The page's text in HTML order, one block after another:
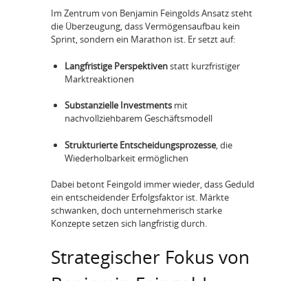
Im Zentrum von Benjamin Feingolds Ansatz steht
die Überzeugung, dass Vermögensaufbau kein
Sprint, sondern ein Marathon ist. Er setzt auf:
Langfristige Perspektivenstatt kurzfristiger
Marktreaktionen
Substanzielle Investmentsmit
nachvollziehbarem Geschäftsmodell
Strukturierte Entscheidungsprozesse, die
Wiederholbarkeit ermöglichen
Dabei betont Feingold immer wieder, dass Geduld
ein entscheidender Erfolgsfaktor ist. Märkte
schwanken, doch unternehmerisch starke
Konzepte setzen sich langfristig durch.
Strategischer Fokus von